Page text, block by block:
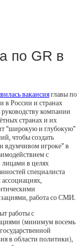
по GR в
вакансияглавы по
в России и странах
компании
странах и их
“широкую и глубокую”
чтобы создать
вдумчивом игроке” в
с
в целях
специалиста
работа со СМИ.
работы с
(минимум восемь
в области политики),